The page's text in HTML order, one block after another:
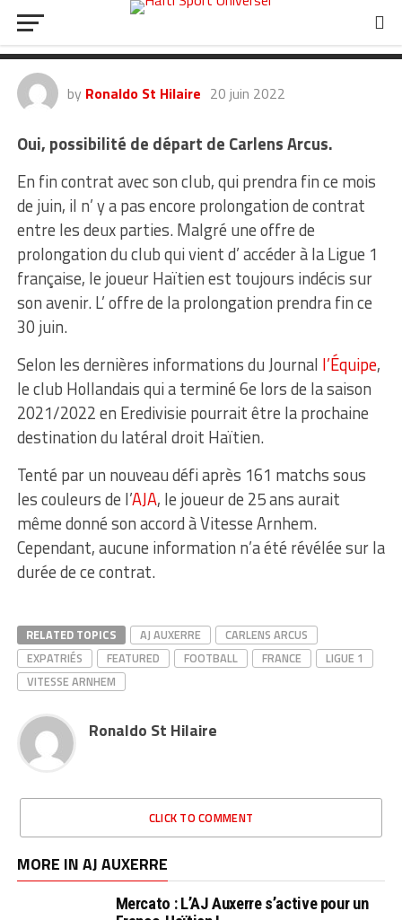
très proche de rejoindre la D1 du
Pays Bas !
by Ronaldo St Hilaire 20 juin 2022
Oui, possibilité de départ de Carlens Arcus.
En fin contrat avec son club, qui prendra fin ce mois
de juin, il n’ y a pas encore prolongation de contrat
entre les deux parties. Malgré une offre de
prolongation du club qui vient d’ accéder à la Ligue 1
française, le joueur Haïtien est toujours indécis sur
son avenir. L’ offre de la prolongation prendra fin ce
30 juin.
Selon les dernières informations du Journal l’Équipe,
le club Hollandais qui a terminé 6e lors de la saison
2021/2022 en Eredivisie pourrait être la prochaine
destination du latéral droit Haïtien.
Tenté par un nouveau défi après 161 matchs sous
les couleurs de l’AJA, le joueur de 25 ans aurait
même donné son accord à Vitesse Arnhem.
Cependant, aucune information n’a été révélée sur la
durée de ce contrat.
RELATED TOPICS AJ AUXERRE
CARLENS ARCUS
EXPATRIÉS
FEATURED FOOTBALL FRANCE
LIGUE 1
VITESSE ARNHEM
Ronaldo St Hilaire
CLICK TO COMMENT
MORE IN AJ AUXERRE
Mercato : L’AJ Auxerre s’active pour un